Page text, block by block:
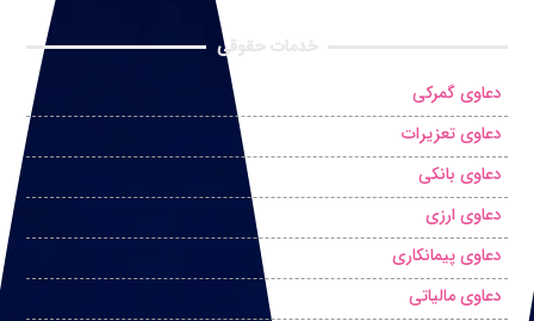
خدمات حقوقی
دعاوی گمرکی
دعاوی تعزیرات
دعاوی بانکی
دعاوی ارزی
دعاوی پیمانکاری
دعاوی مالیاتی